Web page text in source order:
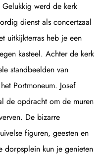
werd de kerk
dienst als concertzaal
uitkijkterras heb je een
kasteel. Achter de kerk
standbeelden van
Portmoneum. Josef
de opdracht om de muren
De bizarre
figuren, geesten en
dorpsplein kun je genieten